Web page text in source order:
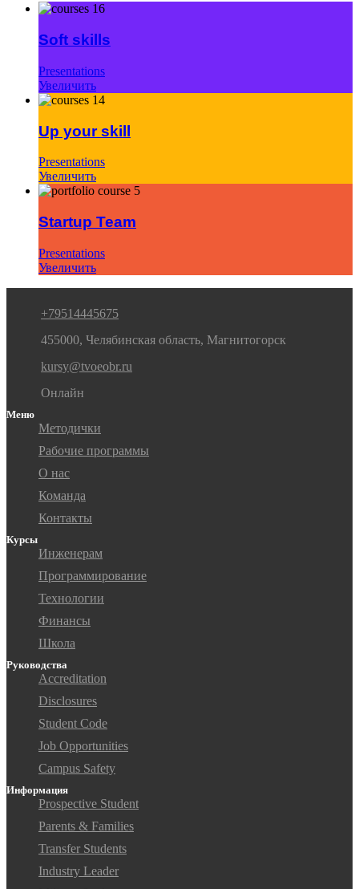
Soft skills
Presentations
Увеличить
Up your skill
Presentations
Увеличить
Startup Team
Presentations
Увеличить
+79514445675
455000, Челябинская область, Магнитогорск
kursy@tvoeobr.ru
Онлайн
Меню
Методички
Рабочие программы
О нас
Команда
Контакты
Курсы
Инженерам
Программирование
Технологии
Финансы
Школа
Руководства
Accreditation
Disclosures
Student Code
Job Opportunities
Campus Safety
Информация
Prospective Student
Parents & Families
Transfer Students
Industry Leader